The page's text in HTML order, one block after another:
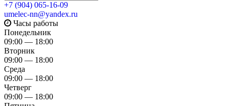
+7 (904) 065-16-09
umelec-nn@yandex.ru
Часы работы
Понедельник
09:00 — 18:00
Вторник
09:00 — 18:00
Среда
09:00 — 18:00
Четверг
09:00 — 18:00